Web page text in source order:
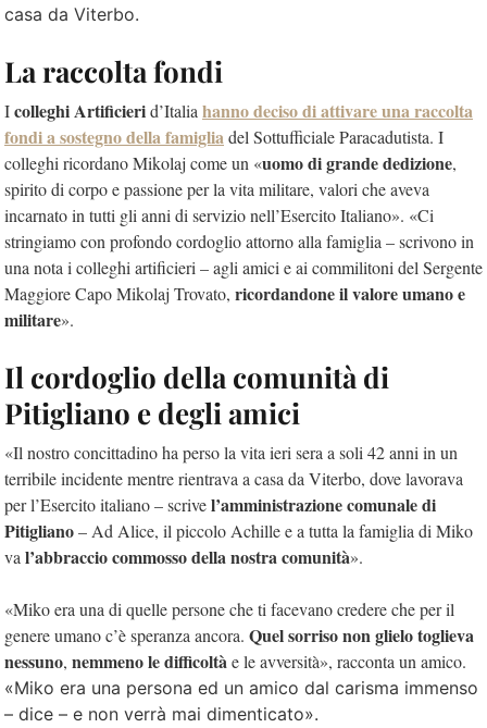
casa da Viterbo.
La raccolta fondi
Icolleghi Artificierid’Italia hanno deciso diattivare una raccolta
fondi a sostegno della famigliadel Sottufficiale Paracadutista. I
colleghi ricordano Mikolaj come un «uomo di grande dedizione,
spirito di corpo e passione per la vita militare, valori che aveva
incarnato in tutti gli anni di servizio nell’Esercito Italiano». «Ci
stringiamo con profondo cordoglio attorno alla famiglia – scrivono in
una nota i colleghi artificieri – agli amici e ai commilitoni del Sergente
Maggiore Capo Mikolaj Trovato, ricordandone il valore umano e
militare».
Il cordoglio della comunità di
Pitigliano e degli amici
«Il nostro concittadino ha perso la vita ieri sera a soli 42 anni in un
terribile incidente mentre rientrava a casa da Viterbo, dove lavorava
per l’Esercito italiano – scrivel’amministrazione comunale di
Pitigliano– Ad Alice, il piccolo Achille e a tutta la famiglia di Miko
va l’abbraccio commosso della nostra comunità».
«Miko era una di quelle persone che ti facevano credere che per il
genere umano c’è speranza ancora. Quel sorriso non glielo toglieva
nessuno, nemmeno le difficoltàe le avversità», racconta un amico.
«Miko era una persona ed un amico dal carisma immenso
– dice – e non verrà mai dimenticato».